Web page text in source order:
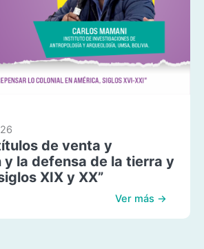
de venta y
la defensa de la tierra y
XIX y XX”
Ver más →